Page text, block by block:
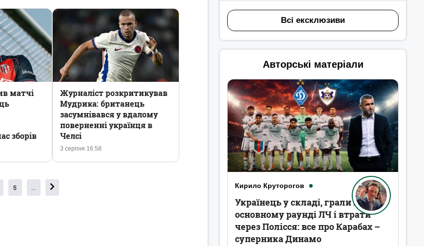
матчі
зборів
3 серпня 16:58
Журналіст розкритикував
Мудрика: британець
засумнівався у вдалому
поверненні українця в
Челсі
5 ...
Всі ексклюзиви
Авторські матеріали
Кирило Круторогов
Українець у складі, грали в
основному раунді ЛЧ і втрати
через Полісся: все про Карабах –
суперника Динамо